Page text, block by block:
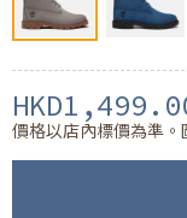
價格以店內標價為準。